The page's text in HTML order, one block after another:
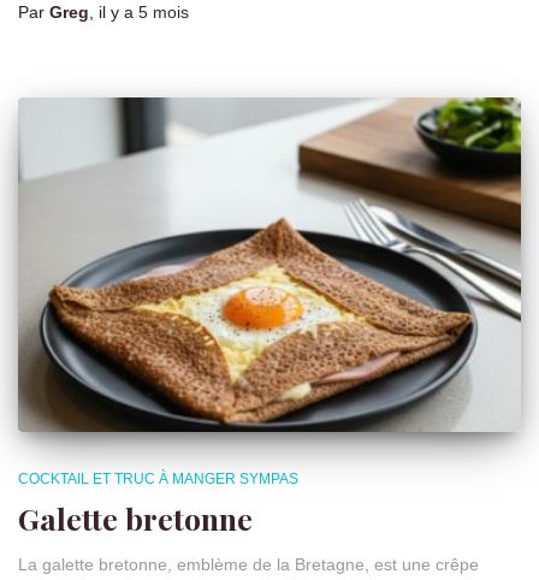
Par Greg , il y a 5 mois
COCKTAIL ET TRUC À MANGER SYMPAS
Galette bretonne
La galette bretonne, emblème de la Bretagne, est une crêpe